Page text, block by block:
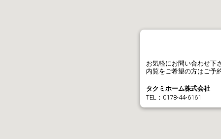
お気軽にお問い合わせ下
内覧をご希望の方はご予
タクミホーム株式会社
TEL：0178-44-6161